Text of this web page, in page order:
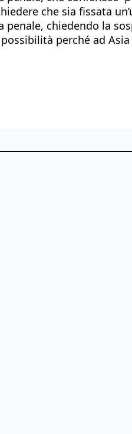
che sia fissata
penale, chiedendo la
perché ad